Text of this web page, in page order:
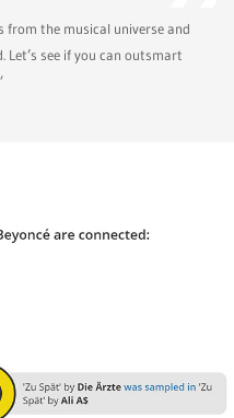
the musical universe and
Let’s see if you can outsmart